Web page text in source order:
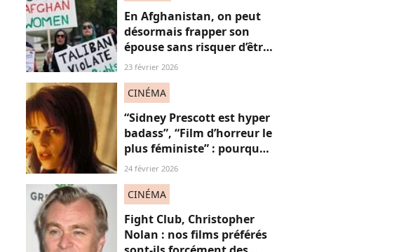
En Afghanistan, on peut
désormais frapper son
épouse sans risquer d’être
poursuivi : mais pourquoi
23 février 2026
CINÉMA
“Sidney Prescott est hyper
badass”, “Film d’horreur le
plus féministe” : pourquoi
on attend intensément le
Neve Campbell
24 février 2026
CINÉMA
Fight Club, Christopher
Nolan : nos films préférés